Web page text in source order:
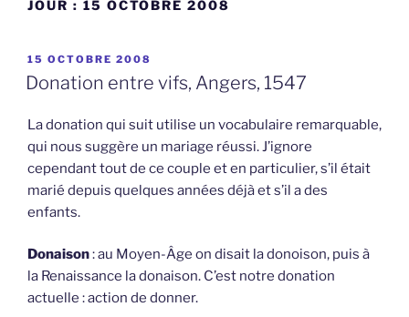
JOUR : 15 OCTOBRE 2008
PUBLIÉ
LE
15 OCTOBRE 2008
Donation entre vifs, Angers, 1547
La donation qui suit utilise un vocabulaire remarquable,
qui nous suggère un mariage réussi. J’ignore
cependant tout de ce couple et en particulier, s’il était
marié depuis quelques années déjà et s’il a des
enfants.
Donaison: au Moyen-Âge on disait la donoison, puis à
la Renaissance la donaison. C’est notre donation
actuelle : action de donner.